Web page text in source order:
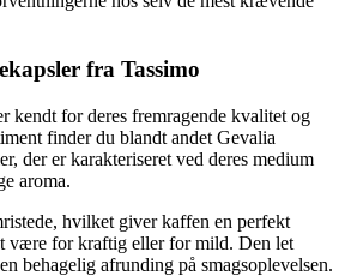
fra Tassimo
kendt for deres fremragende kvalitet og
finder du blandt andet Gevalia
der er karakteriseret ved deres medium
aroma.
hvilket giver kaffen en perfekt
være for kraftig eller for mild. Den let
behagelig afrunding på smagsoplevelsen.